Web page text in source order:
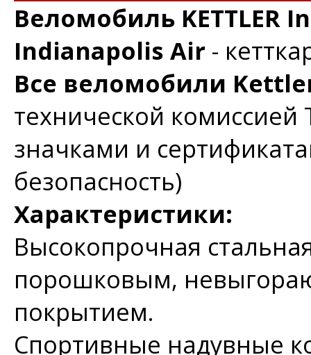
Веломобиль KETTLER
Indianapolis Air -
Все веломобили
технической комиссией
значками и
безопасность)
Характеристики:
Высокопрочная
порошковым,
покрытием.
Спортивные надувные